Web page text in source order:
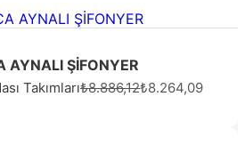
AYNALI ŞİFONYER
Takımları₺8.886,12₺8.264,09